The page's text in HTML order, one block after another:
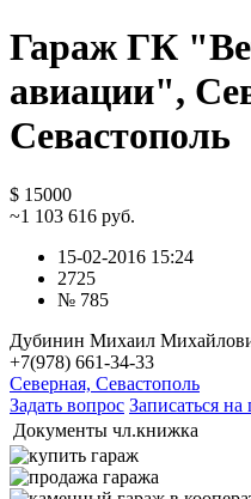
Гараж ГК
авиации",
Севастополь
$ 15000
~1 103 616 руб.
15-02-2016 15:24
2725
№ 785
Дубинин Михаил
+7(978) 661-34-33
Северная, Севастополь
Задать вопрос Записаться на
Документы чл.книжка